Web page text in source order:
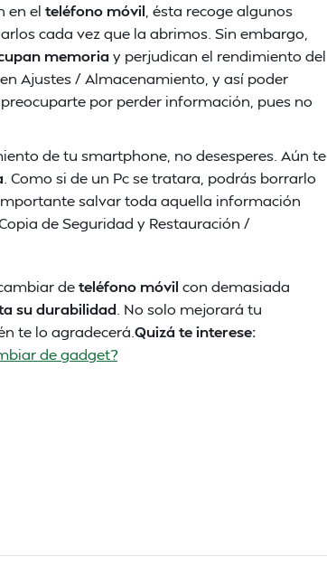
en el teléfono móvil , ésta recoge algunos
cada vez que la abrimos. Sin embargo,
memoria y perjudican el rendimiento del
Ajustes / Almacenamiento, y así poder
preocuparte por perder información, pues no
de tu smartphone, no desesperes. Aún te
. Como si de un Pc se tratara, podrás borrarlo
importante salvar toda aquella información
de Seguridad y Restauración /
deteléfono móvil con demasiada
su durabilidad . No solo mejorará tu
te lo agradecerá. Quizá te interese:
de gadget?